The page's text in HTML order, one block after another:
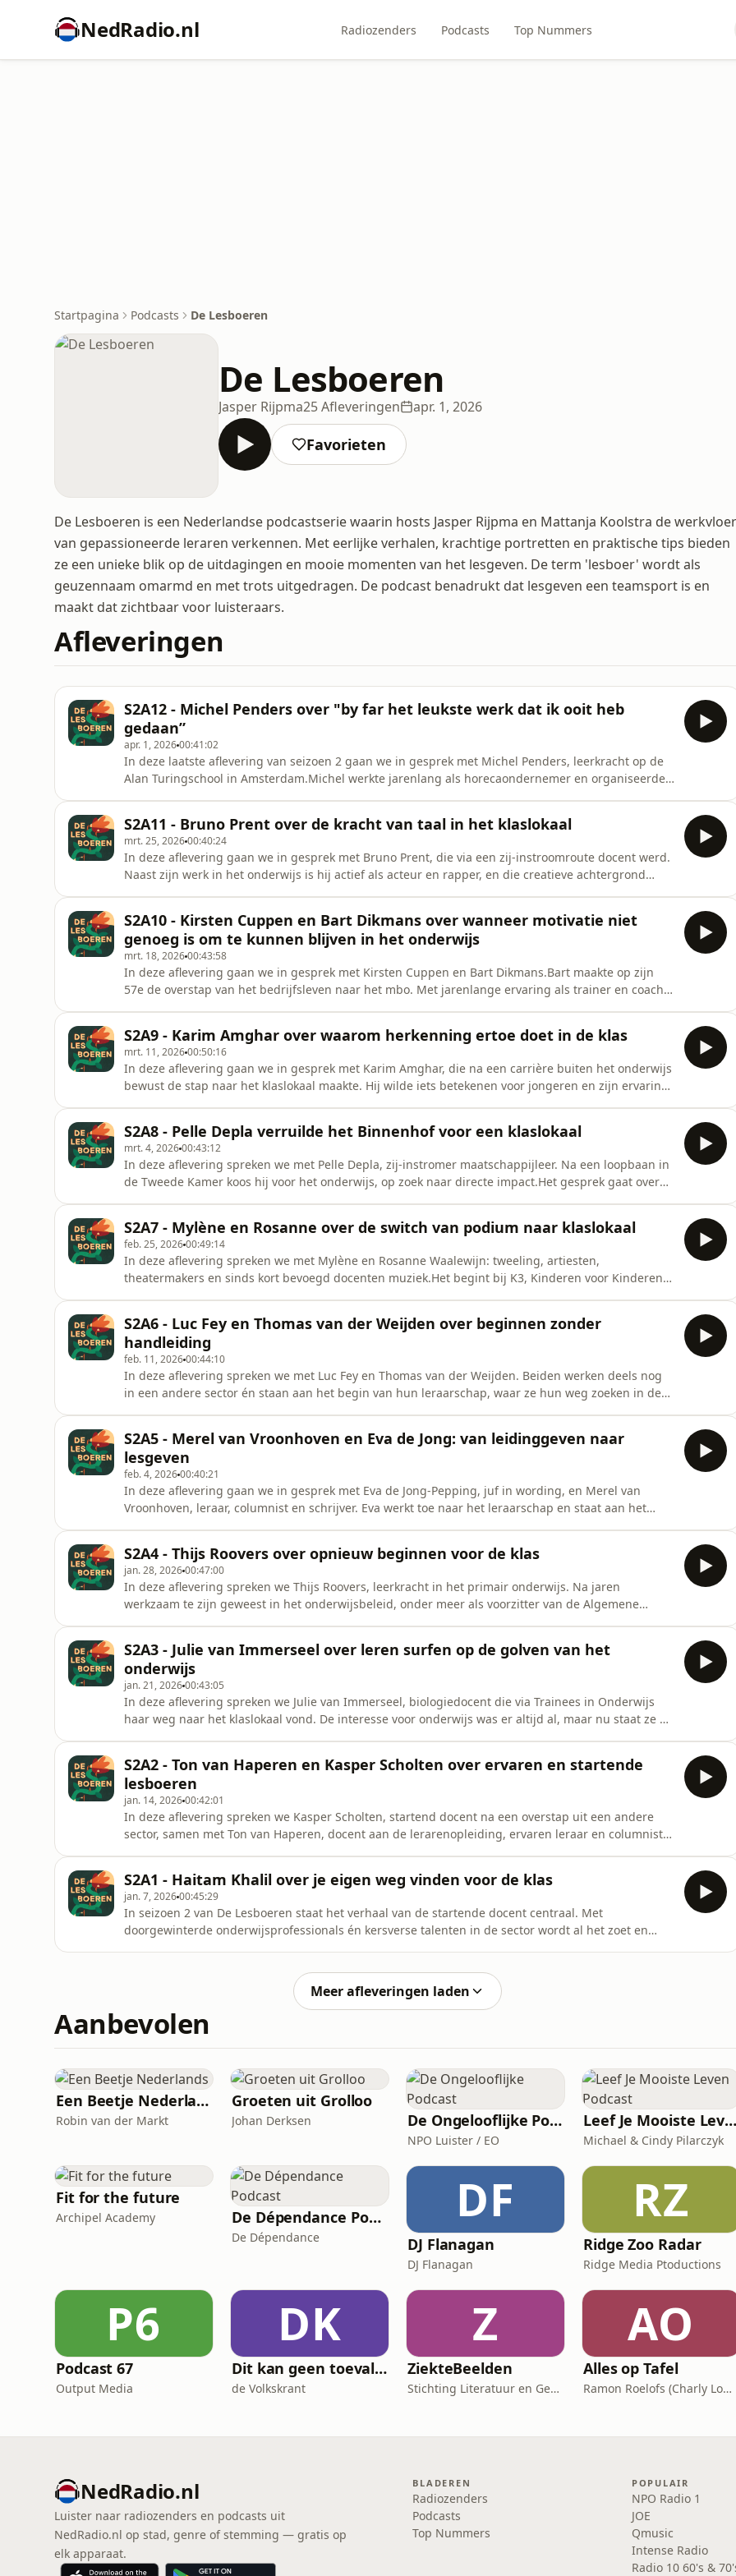
NedRadio.nl Radiozenders Podcasts Top Nummers
Startpagina Podcasts De Lesboeren
De Lesboeren
Jasper Rijpma25 Afleveringen apr. 1, 2026
Favorieten
De Lesboeren is een Nederlandse podcastserie waarin hosts Jasper Rijpma en Mattanja Koolstra de werkvloer
van gepassioneerde leraren verkennen. Met eerlijke verhalen, krachtige portretten en praktische tips bieden
ze een unieke blik op de uitdagingen en mooie momenten van het lesgeven. De term 'lesboer' wordt als
geuzennaam omarmd en met trots uitgedragen. De podcast benadrukt dat lesgeven een teamsport is en
maakt dat zichtbaar voor luisteraars.
Afleveringen
S2A12 - Michel Penders over "by far het leukste werk dat ik ooit heb
gedaan”
apr. 1, 202600:41:02
In deze laatste aflevering van seizoen 2 gaan we in gesprek met Michel Penders, leerkracht op de
Alan Turingschool in Amsterdam.Michel werkte jarenlang als horecaondernemer en organiseerde
gesprek vertelt hi
S2A11 - Bruno Prent over de kracht van taal in het klaslokaal
mrt. 25, 202600:40:24
In deze aflevering gaan we in gesprek met Bruno Prent, die via een zij-instroomroute docent werd.
Naast zijn werk in het onderwijs is hij actief als acteur en rapper, en die creatieve achtergrond
maken met le
S2A10 - Kirsten Cuppen en Bart Dikmans over wanneer motivatie niet
genoeg is om te kunnen blijven in het onderwijs
mrt. 18, 202600:43:58
In deze aflevering gaan we in gesprek met Kirsten Cuppen en Bart Dikmans.Bart maakte op zijn
57e de overstap van het bedrijfsleven naar het mbo. Met jarenlange ervaring als trainer en coach
plek te vinden in
S2A9 - Karim Amghar over waarom herkenning ertoe doet in de klas
mrt. 11, 202600:50:16
In deze aflevering gaan we in gesprek met Karim Amghar, die na een carrière buiten het onderwijs
bewust de stap naar het klaslokaal maakte. Hij wilde iets betekenen voor jongeren en zijn ervaring
opbouwen van vertr
S2A8 - Pelle Depla verruilde het Binnenhof voor een klaslokaal
mrt. 4, 202600:43:12
In deze aflevering spreken we met Pelle Depla, zij-instromer maatschappijleer. Na een loopbaan in
de Tweede Kamer koos hij voor het onderwijs, op zoek naar directe impact.Het gesprek gaat over
spreken over onderwijs
S2A7 - Mylène en Rosanne over de switch van podium naar klaslokaal
feb. 25, 202600:49:14
In deze aflevering spreken we met Mylène en Rosanne Waalewijn: tweeling, artiesten,
theatermakers en sinds kort bevoegd docenten muziek.Het begint bij K3, Kinderen voor Kinderen
maken, maar ook over
S2A6 - Luc Fey en Thomas van der Weijden over beginnen zonder
handleiding
feb. 11, 202600:44:10
In deze aflevering spreken we met Luc Fey en Thomas van der Weijden. Beiden werken deels nog
in een andere sector én staan aan het begin van hun leraarschap, waar ze hun weg zoeken in de
hoort. Over klasse
S2A5 - Merel van Vroonhoven en Eva de Jong: van leidinggeven naar
lesgeven
feb. 4, 202600:40:21
In deze aflevering gaan we in gesprek met Eva de Jong-Pepping, juf in wording, en Merel van
Vroonhoven, leraar, columnist en schrijver. Eva werkt toe naar het leraarschap en staat aan het
leiding nemen, veili
S2A4 - Thijs Roovers over opnieuw beginnen voor de klas
jan. 28, 202600:47:00
In deze aflevering spreken we Thijs Roovers, leerkracht in het primair onderwijs. Na jaren
werkzaam te zijn geweest in het onderwijsbeleid, onder meer als voorzitter van de Algemene
goede voorbereiding, duidelijk
S2A3 - Julie van Immerseel over leren surfen op de golven van het
onderwijs
jan. 21, 202600:43:05
In deze aflevering spreken we Julie van Immerseel, biologiedocent die via Trainees in Onderwijs
haar weg naar het klaslokaal vond. De interesse voor onderwijs was er altijd al, maar nu staat ze er
gesprek
S2A2 - Ton van Haperen en Kasper Scholten over ervaren en startende
lesboeren
jan. 14, 202600:42:01
In deze aflevering spreken we Kasper Scholten, startend docent na een overstap uit een andere
sector, samen met Ton van Haperen, docent aan de lerarenopleiding, ervaren leraar en columnist.
langzaam groeien in h
S2A1 - Haitam Khalil over je eigen weg vinden voor de klas
jan. 7, 202600:45:29
In seizoen 2 van De Lesboeren staat het verhaal van de startende docent centraal. Met
doorgewinterde onderwijsprofessionals én kersverse talenten in de sector wordt al het zoet en
daar te landen. We praten over starte
Meer afleveringen laden
Aanbevolen
Een Beetje Nederlands
Robin van der Markt
Groeten uit Grolloo
Johan Derksen De Ongelooflijke Podcast
NPO Luister / EO
Leef Je Mooiste
Michael & Cindy Pilarczyk
Fit for the future
Archipel Academy De Dépendance Podcast
De Dépendance
DF
DJ Flanagan
DJ Flanagan
RZ
Ridge Zoo Radar
Ridge Media Ptoductions
P6
Podcast 67
Output Media
DK
Dit kan geen toeval zijn
de Volkskrant
Z
ZiekteBeelden
Stichting Literatuur en Geneeskunde
AO
Alles op Tafel
Ramon Roelofs (Charly Lownoise)
NedRadio.nl
Luister naar radiozenders en podcasts uit
NedRadio.nl op stad, genre of stemming — gratis op
elk apparaat.
BLADEREN
Radiozenders
Podcasts
Top Nummers
POPULAIR
NPO Radio 1
JOE
Qmusic
Intense Radio
Radio 10 60's &